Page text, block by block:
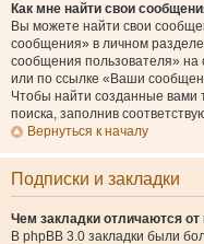
Как мне найти свои
Вы можете найти свои
сообщения» в личном
сообщения пользователя»
или по ссылке «Ваши
Чтобы найти созданные вами
поиска, заполнив
Вернуться к началу
Подписки и закладки
Чем закладки отличаются от
В phpBB 3.0 закладки были